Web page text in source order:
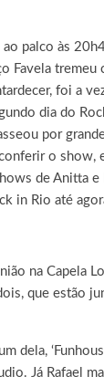
ao palco às
Favela tremeu
foi a
dia do
por
o show,
de Anitta e
in Rio até
na Capela
que estão
dela,
Já Rafael